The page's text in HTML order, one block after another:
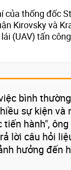
của thống đốc
Kirovsky và
(UAV) tấn
bình
sự kiện
hành",
lời câu hỏi
hưởng đến